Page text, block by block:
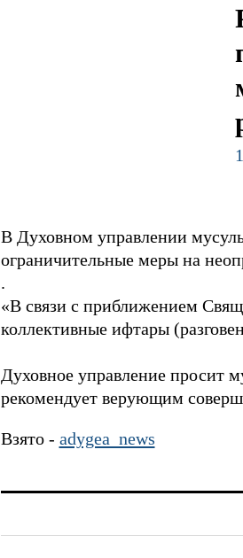
В Духовном управлении
ограничительные меры на
.
«В связи с приближением
коллективные ифтары
Духовное управление просит
рекомендует верующим
Взято - adygea_news